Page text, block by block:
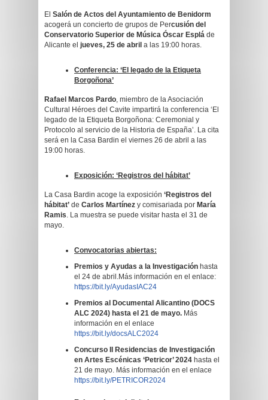
El Salón de Actos del Ayuntamiento de Benidorm
acogerá un concierto de grupos de Percusión del
Conservatorio Superior de Música Óscar Esplá de
Alicante el jueves, 25 de abril a las 19:00 horas.
Conferencia: ‘El legado de la Etiqueta
Borgoñona’
Rafael Marcos Pardo, miembro de la Asociación
Cultural Héroes del Cavite impartirá la conferencia ‘El
legado de la Etiqueta Borgoñona: Ceremonial y
Protocolo al servicio de la Historia de España’. La cita
será en la Casa Bardin el viernes 26 de abril a las
19:00 horas.
Exposición: ‘Registros del hábitat’
La Casa Bardin acoge la exposición ‘Registros del
hábitat’ de Carlos Martínez y comisariada por María
Ramis. La muestra se puede visitar hasta el 31 de
mayo.
Convocatorias abiertas:
Premios y Ayudas a la Investigación hasta
el 24 de abril.Más información en el enlace:
https://bit.ly/AyudasIAC24
Premios al Documental Alicantino (DOCS
ALC 2024) hasta el 21 de mayo. Más
información en el enlace
https://bit.ly/docsALC2024
Concurso II Residencias de Investigación
en Artes Escénicas ‘Petricor’ 2024 hasta el
21 de mayo. Más información en el enlace
https://bit.ly/PETRICOR2024